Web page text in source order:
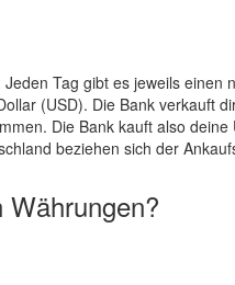
Tag gibt es jeweils
(USD). Die Bank verkauft
Die Bank kauft also
beziehen sich der